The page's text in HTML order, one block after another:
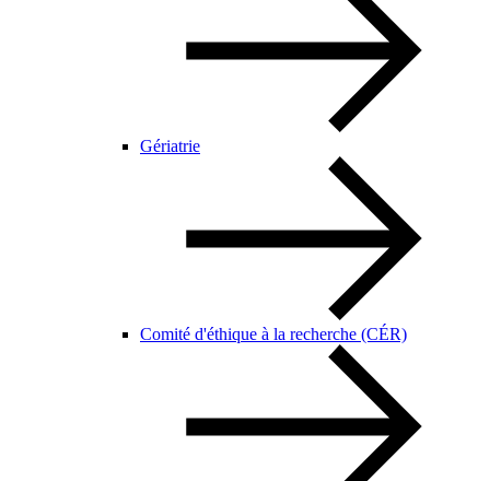
Gériatrie
Comité d'éthique à la recherche (CÉR)